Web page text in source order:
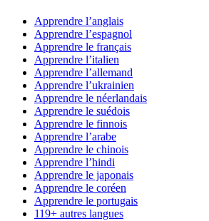
Apprendre l’anglais
Apprendre l’espagnol
Apprendre le français
Apprendre l’italien
Apprendre l’allemand
Apprendre l’ukrainien
Apprendre le néerlandais
Apprendre le suédois
Apprendre le finnois
Apprendre l’arabe
Apprendre le chinois
Apprendre l’hindi
Apprendre le japonais
Apprendre le coréen
Apprendre le portugais
119+ autres langues